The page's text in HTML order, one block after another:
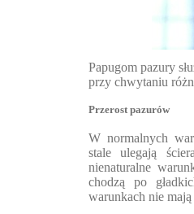
Papugom pazury
przy chwytaniu
Przerost pazurów
W normalnych
stale ulegają
nienaturalne
chodzą po
warunkach nie